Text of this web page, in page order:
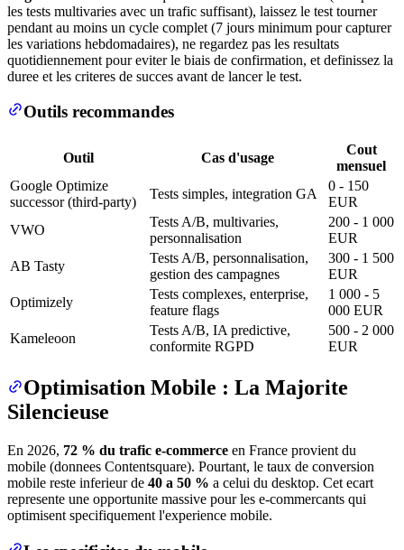
les tests multivaries avec un trafic suffisant), laissez le test tourner
pendant au moins un cycle complet (7 jours minimum pour capturer
les variations hebdomadaires), ne regardez pas les resultats
quotidiennement pour eviter le biais de confirmation, et definissez la
duree et les criteres de succes avant de lancer le test.
Outils recommandes
Outil Cas d'usage
Cout
mensuel
Google Optimize
successor (third-party)
Tests simples, integration GA
0 - 150
EUR
VWO
Tests A/B, multivaries,
personnalisation
200 - 1 000
EUR
AB Tasty
Tests A/B, personnalisation,
gestion des campagnes
300 - 1 500
EUR
Optimizely
Tests complexes, enterprise,
feature flags
1 000 - 5
000 EUR
Kameleoon
Tests A/B, IA predictive,
conformite RGPD
500 - 2 000
EUR
Optimisation Mobile : La Majorite
Silencieuse
En 2026, 72 % du trafic e-commerce en France provient du
mobile (donnees Contentsquare). Pourtant, le taux de conversion
mobile reste inferieur de 40 a 50 % a celui du desktop. Cet ecart
represente une opportunite massive pour les e-commercants qui
optimisent specifiquement l'experience mobile.